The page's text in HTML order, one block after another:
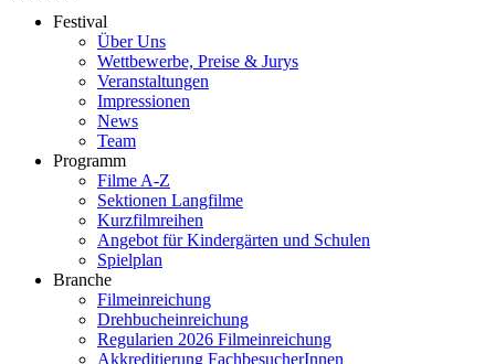
Festival
Über Uns
Wettbewerbe, Preise & Jurys
Veranstaltungen
Impressionen
News
Team
Programm
Filme A-Z
Sektionen Langfilme
Kurzfilmreihen
Angebot für Kindergärten und Schulen
Spielplan
Branche
Filmeinreichung
Drehbucheinreichung
Regularien 2026 Filmeinreichung
Akkreditierung FachbesucherInnen